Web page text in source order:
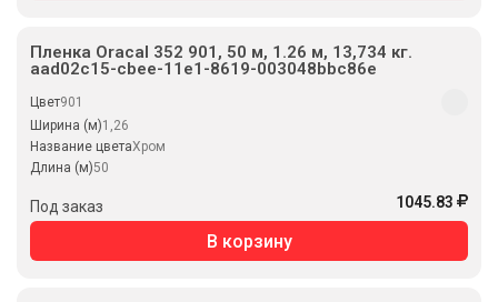
Пленка Oracal 352 901, 50 м, 1.26 м, 13,734 кг.
aad02c15-cbee-11e1-8619-003048bbc86e
Цвет901
Ширина (м)1,26
Название цветаХром
Длина (м)50
Под заказ 1045.83
В корзину